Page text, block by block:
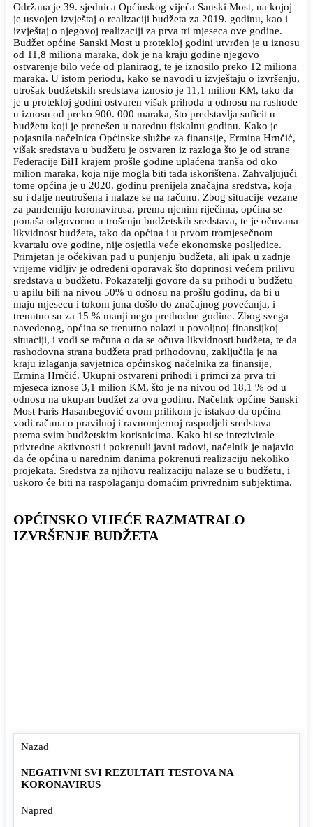
Održana je 39. sjednica Općinskog vijeća Sanski Most, na kojoj
je usvojen izvještaj o realizaciji budžeta za 2019. godinu, kao i
izvještaj o njegovoj realizaciji za prva tri mjeseca ove godine.
Budžet općine Sanski Most u protekloj godini utvrđen je u iznosu
od 11,8 miliona maraka, dok je na kraju godine njegovo
ostvarenje bilo veće od planiraog, te je iznosilo preko 12 miliona
maraka. U istom periodu, kako se navodi u izvještaju o izvršenju,
utrošak budžetskih sredstava iznosio je 11,1 milion KM, tako da
je u protekloj godini ostvaren višak prihoda u odnosu na rashode
u iznosu od preko 900. 000 maraka, što predstavlja suficit u
budžetu koji je prenešen u narednu fiskalnu godinu. Kako je
pojasnila načelnica Općinske službe za finansije, Ermina Hrnčić,
višak sredstava u budžetu je ostvaren iz razloga što je od strane
Federacije BiH krajem prošle godine uplaćena tranša od oko
milion maraka, koja nije mogla biti tada iskorištena. Zahvaljujući
tome općina je u 2020. godinu prenijela značajna sredstva, koja
su i dalje neutrošena i nalaze se na računu. Zbog situacije vezane
za pandemiju koronavirusa, prema njenim riječima, općina se
ponaša odgovorno u trošenju budžetskih sredstava, te je očuvana
likvidnost budžeta, tako da općina i u prvom tromjesečnom
kvartalu ove godine, nije osjetila veće ekonomske posljedice.
Primjetan je očekivan pad u punjenju budžeta, ali ipak u zadnje
vrijeme vidljiv je određeni oporavak što doprinosi većem prilivu
sredstava u budžetu. Pokazatelji govore da su prihodi u budžetu
u apilu bili na nivou 50% u odnosu na prošlu godinu, da bi u
maju mjesecu i tokom juna došlo do značajnog povećanja, i
trenutno su za 15 % manji nego prethodne godine. Zbog svega
navedenog, općina se trenutno nalazi u povoljnoj finansijkoj
situaciji, i vodi se računa o da se očuva likvidnosti budžeta, te da
rashodovna strana budžeta prati prihodovnu, zaključila je na
kraju izlaganja savjetnica općinskog načelnika za finansije,
Ermina Hrnčić. Ukupni ostvareni prihodi i primci za prva tri
mjeseca iznose 3,1 milion KM, što je na nivou od 18,1 % od u
odnosu na ukupan budžet za ovu godinu. Načelnk općine Sanski
Most Faris Hasanbegović ovom prilikom je istakao da općina
vodi računa o pravilnoj i ravnomjernoj raspodjeli sredstava
prema svim budžetskim korisnicima. Kako bi se intezivirale
privredne aktivnosti i pokrenuli javni radovi, načelnik je najavio
da će općina u narednim danima pokrenuti realizaciju nekoliko
projekata. Sredstva za njihovu realizaciju nalaze se u budžetu, i
uskoro će biti na raspolaganju domaćim privrednim subjektima.
OPĆINSKO VIJEĆE RAZMATRALO
IZVRŠENJE BUDŽETA
Nazad
NEGATIVNI SVI REZULTATI TESTOVA NA
KORONAVIRUS
Napred